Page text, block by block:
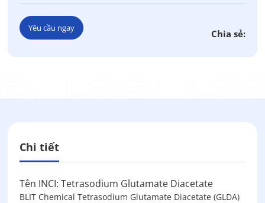
Yêu cầu ngay Chia sẻ:
Chi tiết
Tên INCI: Tetrasodium Glutamate Diacetate
BLIT Chemical Tetrasodium Glutamate Diacetate (GLDA)